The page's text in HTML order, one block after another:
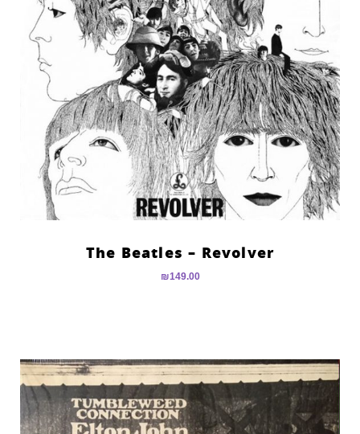
The Beatles – Revolver
₪149.00